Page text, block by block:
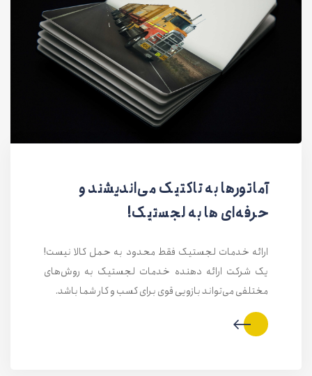
آماتورها به تاکتیک می‌اندیشند و
حرفه‌ای ها به لجستیک!
ارائه خدمات لجستیک فقط محدود به حمل کالا نیست!
یک شرکت ارائه دهنده خدمات لجستیک به روش‌های
مختلفی می‌تواند بازویی قوی برای کسب و کار شما باشد.